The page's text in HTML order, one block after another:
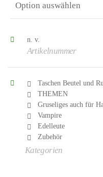
n. v.
Artikelnummer
Taschen Beutel und
THEMEN
Gruseliges auch für
Vampire
Edelleute
Zubehör
Kategorien